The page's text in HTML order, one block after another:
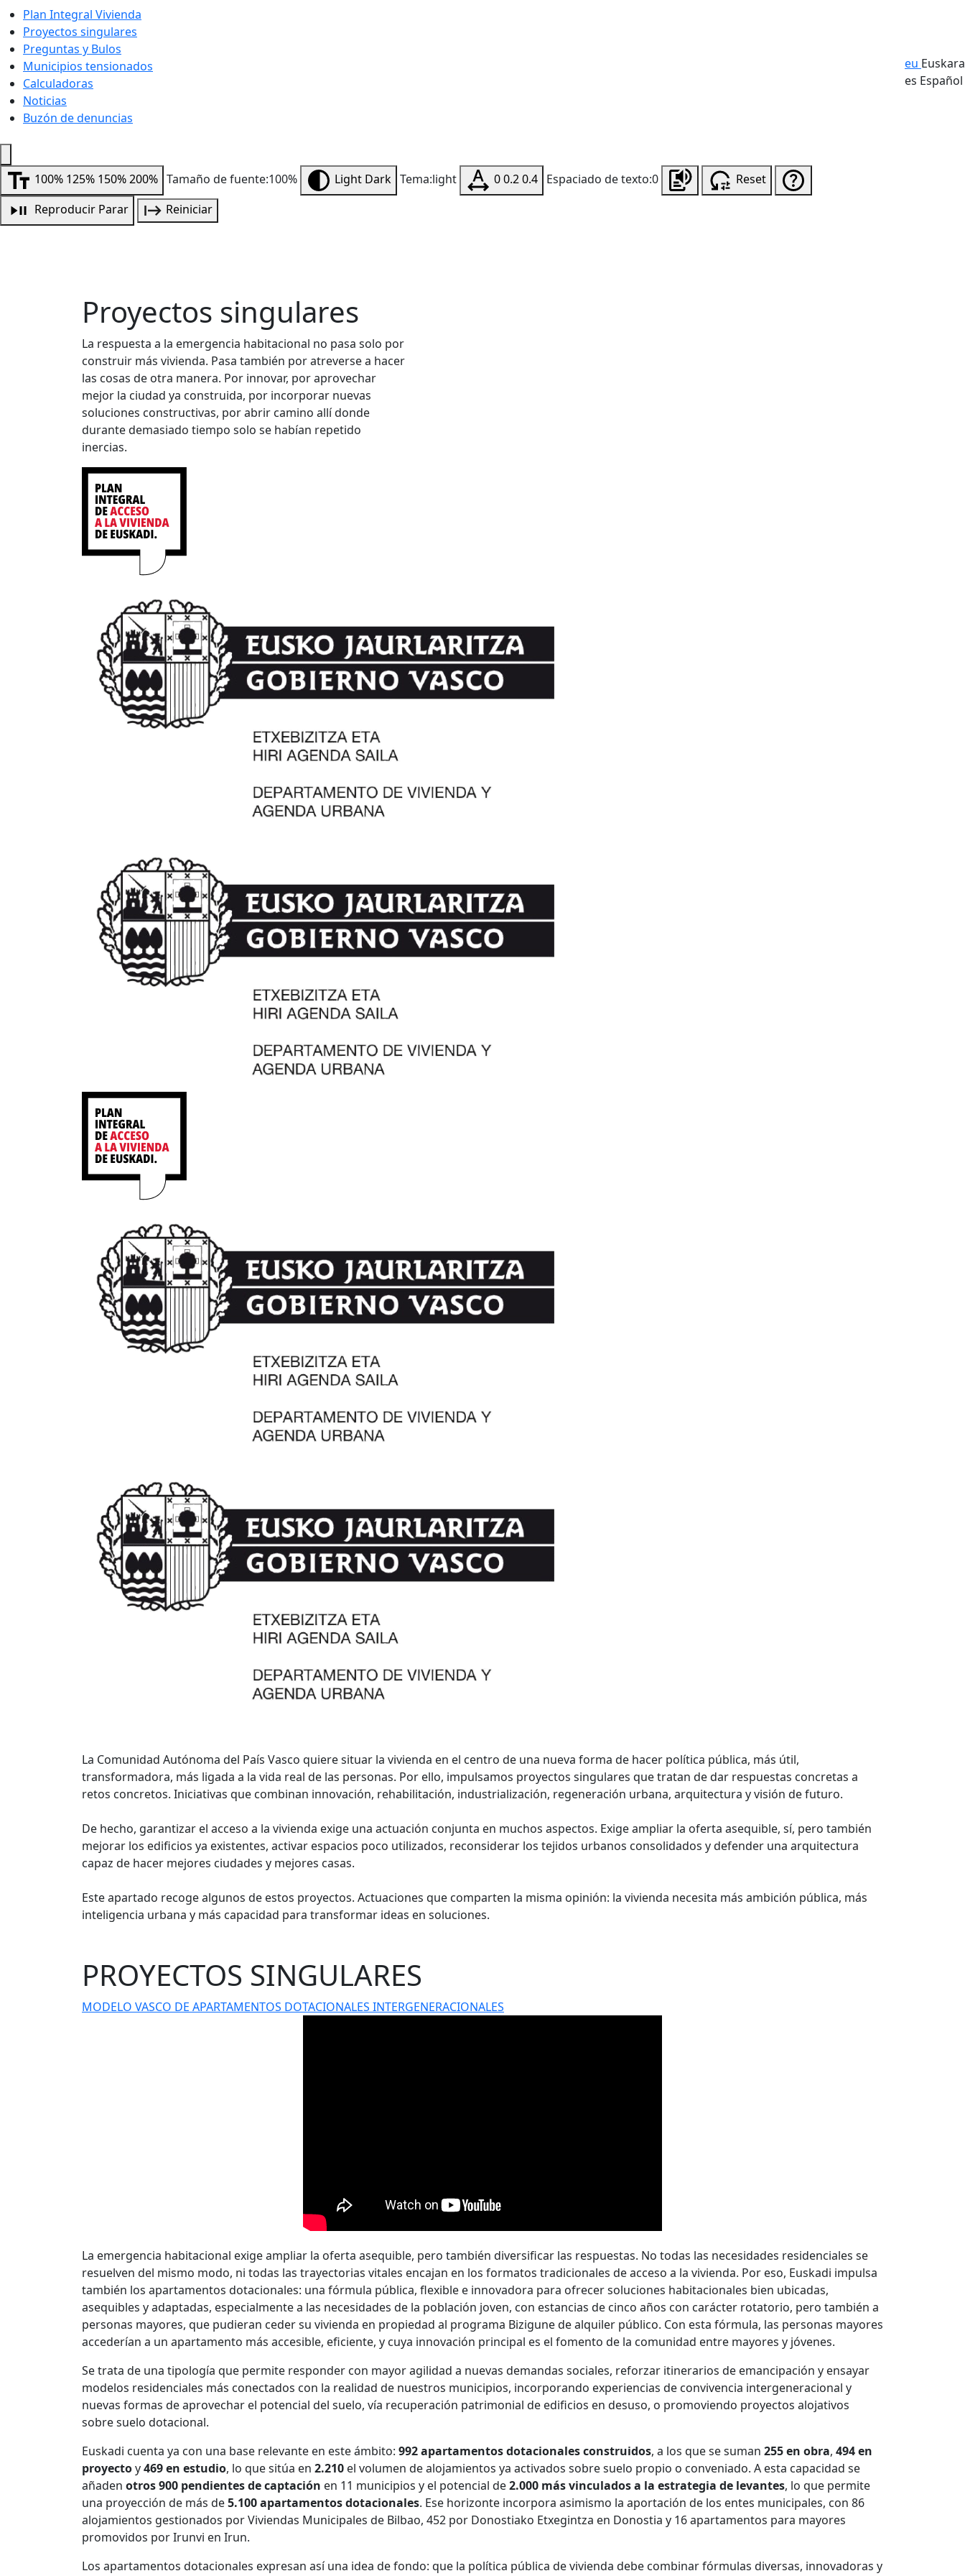
Plan Integral Vivienda
Proyectos singulares
Preguntas y Bulos
Municipios tensionados
Calculadoras
Noticias
Buzón de denuncias
eu Euskara
es Español
100% 125% 150%200% Tamaño de fuente:100% Light Dark Tema:light 00.20.4 Espaciado de texto:0
Reset
Reproducir Parar Reiniciar
Proyectos singulares
La respuesta a la emergencia habitacional no pasa solo por
construir más vivienda. Pasa también por atreverse a hacer
las cosas de otra manera. Por innovar, por aprovechar
mejor la ciudad ya construida, por incorporar nuevas
soluciones constructivas, por abrir camino allí donde
durante demasiado tiempo solo se habían repetido
inercias.
La Comunidad Autónoma del País Vasco quiere situar la vivienda en el centro de una nueva forma de hacer política pública, más útil,
transformadora, más ligada a la vida real de las personas. Por ello, impulsamos proyectos singulares que tratan de dar respuestas concretas a
retos concretos. Iniciativas que combinan innovación, rehabilitación, industrialización, regeneración urbana, arquitectura y visión de futuro.
De hecho, garantizar el acceso a la vivienda exige una actuación conjunta en muchos aspectos. Exige ampliar la oferta asequible, sí, pero también
mejorar los edificios ya existentes, activar espacios poco utilizados, reconsiderar los tejidos urbanos consolidados y defender una arquitectura
capaz de hacer mejores ciudades y mejores casas.
Este apartado recoge algunos de estos proyectos. Actuaciones que comparten la misma opinión: la vivienda necesita más ambición pública, más
inteligencia urbana y más capacidad para transformar ideas en soluciones.
PROYECTOS SINGULARES
MODELO VASCO DE APARTAMENTOS DOTACIONALES INTERGENERACIONALES
La emergencia habitacional exige ampliar la oferta asequible, pero también diversificar las respuestas. No todas las necesidades residenciales se
resuelven del mismo modo, ni todas las trayectorias vitales encajan en los formatos tradicionales de acceso a la vivienda. Por eso, Euskadi impulsa
también los apartamentos dotacionales: una fórmula pública, flexible e innovadora para ofrecer soluciones habitacionales bien ubicadas,
asequibles y adaptadas, especialmente a las necesidades de la población joven, con estancias de cinco años con carácter rotatorio, pero también a
personas mayores, que pudieran ceder su vivienda en propiedad al programa Bizigune de alquiler público. Con esta fórmula, las personas mayores
accederían a un apartamento más accesible, eficiente, y cuya innovación principal es el fomento de la comunidad entre mayores y jóvenes.
Se trata de una tipología que permite responder con mayor agilidad a nuevas demandas sociales, reforzar itinerarios de emancipación y ensayar
modelos residenciales más conectados con la realidad de nuestros municipios, incorporando experiencias de convivencia intergeneracional y
nuevas formas de aprovechar el potencial del suelo, vía recuperación patrimonial de edificios en desuso, o promoviendo proyectos alojativos
sobre suelo dotacional.
Euskadi cuenta ya con una base relevante en este ámbito: 992 apartamentos dotacionales construidos, a los que se suman 255 en obra, 494 en
proyectoy469 en estudio, lo que sitúa en 2.210 el volumen de alojamientos ya activados sobre suelo propio o conveniado. A esta capacidad se
añaden otros 900 pendientes de captación en 11 municipios y el potencial de2.000 más vinculados a la estrategia de levantes, lo que permite
una proyección de más de5.100 apartamentos dotacionales. Ese horizonte incorpora asimismo la aportación de los entes municipales, con 86
alojamientos gestionados por Viviendas Municipales de Bilbao, 452 por Donostiako Etxegintza en Donostia y 16 apartamentos para mayores
promovidos por Irunvi en Irun.
Los apartamentos dotacionales expresan así una idea de fondo: que la política pública de vivienda debe combinar fórmulas diversas, innovadoras y